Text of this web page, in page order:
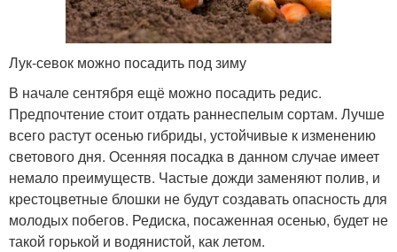
Лук-севок можно посадить под зиму
В начале сентября ещё можно посадить редис.
Предпочтение стоит отдать раннеспелым сортам. Лучше
всего растут осенью гибриды, устойчивые к изменению
светового дня. Осенняя посадка в данном случае имеет
немало преимуществ. Частые дожди заменяют полив, и
крестоцветные блошки не будут создавать опасность для
молодых побегов. Редиска, посаженная осенью, будет не
такой горькой и водянистой, как летом.